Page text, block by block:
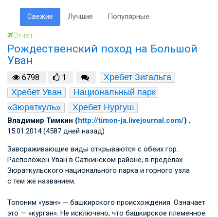
Свежие Лучшие Популярные
Отчет
Рождественский поход на Большой
Уван
6798 1
Хребет Зигальга
Хребет Уван
Национальный парк
«Зюраткуль»
Хребет Нургуш
Владимир Тимкин (http://timon-ja.livejournal.com/) ,
15.01.2014 (4587 дней назад)
Завораживающие виды открываются с обеих гор.
Расположен Уван в Саткинском районе, в пределах
Зюраткульского национального парка и горного узла
с тем же названием.
Топоним «уван» — башкирского происхождения. Означает
это — «курган». Не исключено, что башкирское племенное